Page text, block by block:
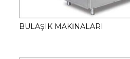
BULAŞIK MAKİNALARI